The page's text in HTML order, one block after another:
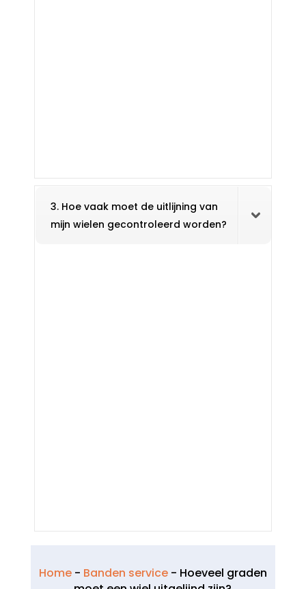
3. Hoe vaak moet de uitlijning van
mijn wielen gecontroleerd worden?
Home- Banden service- Hoeveel graden